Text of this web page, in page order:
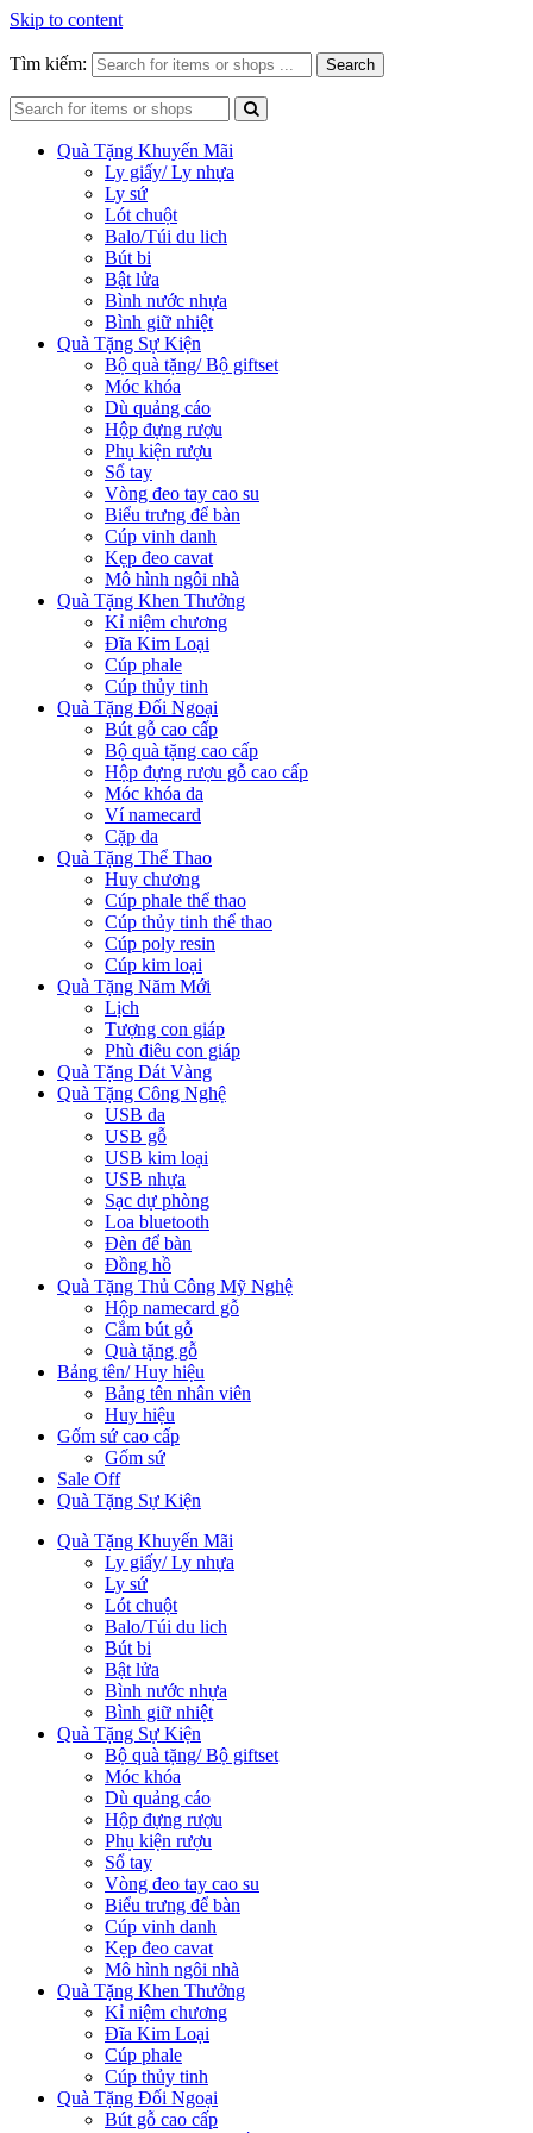
Skip to content
Tìm kiếm: Search
Quà Tặng Khuyến Mãi
Ly giấy/ Ly nhựa
Ly sứ
Lót chuột
Balo/Túi du lich
Bút bi
Bật lửa
Bình nước nhựa
Bình giữ nhiệt
Quà Tặng Sự Kiện
Bộ quà tặng/ Bộ giftset
Móc khóa
Dù quảng cáo
Hộp đựng rượu
Phụ kiện rượu
Sổ tay
Vòng đeo tay cao su
Biểu trưng để bàn
Cúp vinh danh
Kẹp đeo cavat
Mô hình ngôi nhà
Quà Tặng Khen Thưởng
Kỉ niệm chương
Đĩa Kim Loại
Cúp phale
Cúp thủy tinh
Quà Tặng Đối Ngoại
Bút gỗ cao cấp
Bộ quà tặng cao cấp
Hộp đựng rượu gỗ cao cấp
Móc khóa da
Ví namecard
Cặp da
Quà Tặng Thể Thao
Huy chương
Cúp phale thể thao
Cúp thủy tinh thể thao
Cúp poly resin
Cúp kim loại
Quà Tặng Năm Mới
Lịch
Tượng con giáp
Phù điêu con giáp
Quà Tặng Dát Vàng
Quà Tặng Công Nghệ
USB da
USB gỗ
USB kim loại
USB nhựa
Sạc dự phòng
Loa bluetooth
Đèn để bàn
Đồng hồ
Quà Tặng Thủ Công Mỹ Nghệ
Hộp namecard gỗ
Cắm bút gỗ
Quà tặng gỗ
Bảng tên/ Huy hiệu
Bảng tên nhân viên
Huy hiệu
Gốm sứ cao cấp
Gốm sứ
Sale Off
Quà Tặng Sự Kiện
Quà Tặng Khuyến Mãi
Ly giấy/ Ly nhựa
Ly sứ
Lót chuột
Balo/Túi du lich
Bút bi
Bật lửa
Bình nước nhựa
Bình giữ nhiệt
Quà Tặng Sự Kiện
Bộ quà tặng/ Bộ giftset
Móc khóa
Dù quảng cáo
Hộp đựng rượu
Phụ kiện rượu
Sổ tay
Vòng đeo tay cao su
Biểu trưng để bàn
Cúp vinh danh
Kẹp đeo cavat
Mô hình ngôi nhà
Quà Tặng Khen Thưởng
Kỉ niệm chương
Đĩa Kim Loại
Cúp phale
Cúp thủy tinh
Quà Tặng Đối Ngoại
Bút gỗ cao cấp